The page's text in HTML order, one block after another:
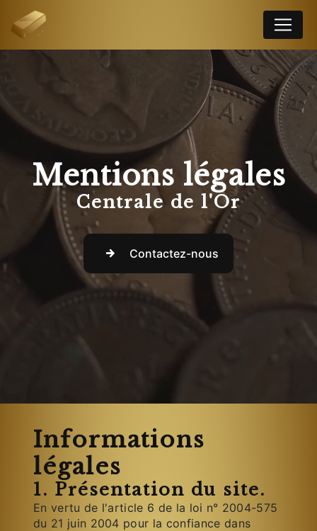
Mentions légales
Centrale de l'Or
Contactez-nous
Informations
légales
1. Présentation du site.
En vertu de l'article 6 de la loi n° 2004-575
du 21 juin 2004 pour la confiance dans
Panneau de gestion des cookies